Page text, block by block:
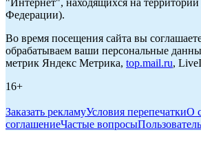
"Интернет", находящихся на территории
Федерации).
Во время посещения сайта вы
обрабатываем ваши персональные
метрик Яндекс Метрика, top.mail.ru,
16+
Заказать рекламуУсловия перепечаткиО
соглашениеЧастые вопросы